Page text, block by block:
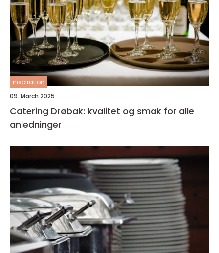
inspiration
09. March 2025
Catering Drøbak: kvalitet og smak for alle
anledninger